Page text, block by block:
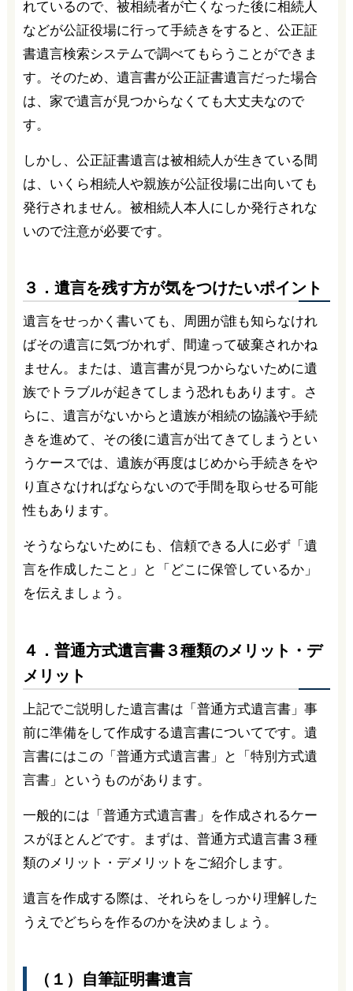
れているので、被相続者が亡くなった後に相続人
などが公証役場に行って手続きをすると、公正証
書遺言検索システムで調べてもらうことができま
す。そのため、遺言書が公正証書遺言だった場合
は、家で遺言が見つからなくても大丈夫なので
す。
しかし、公正証書遺言は被相続人が生きている間
は、いくら相続人や親族が公証役場に出向いても
発行されません。被相続人本人にしか発行されな
いので注意が必要です。
３．遺言を残す方が気をつけたいポイント
遺言をせっかく書いても、周囲が誰も知らなけれ
ばその遺言に気づかれず、間違って破棄されかね
ません。または、遺言書が見つからないために遺
族でトラブルが起きてしまう恐れもあります。さ
らに、遺言がないからと遺族が相続の協議や手続
きを進めて、その後に遺言が出てきてしまうとい
うケースでは、遺族が再度はじめから手続きをや
り直さなければならないので手間を取らせる可能
性もあります。
そうならないためにも、信頼できる人に必ず「遺
言を作成したこと」と「どこに保管しているか」
を伝えましょう。
４．普通方式遺言書３種類のメリット・デ
メリット
上記でご説明した遺言書は「普通方式遺言書」事
前に準備をして作成する遺言書についてです。遺
言書にはこの「普通方式遺言書」と「特別方式遺
言書」というものがあります。
一般的には「普通方式遺言書」を作成されるケー
スがほとんどです。まずは、普通方式遺言書３種
類のメリット・デメリットをご紹介します。
遺言を作成する際は、それらをしっかり理解した
うえでどちらを作るのかを決めましょう。
（１）自筆証明書遺言